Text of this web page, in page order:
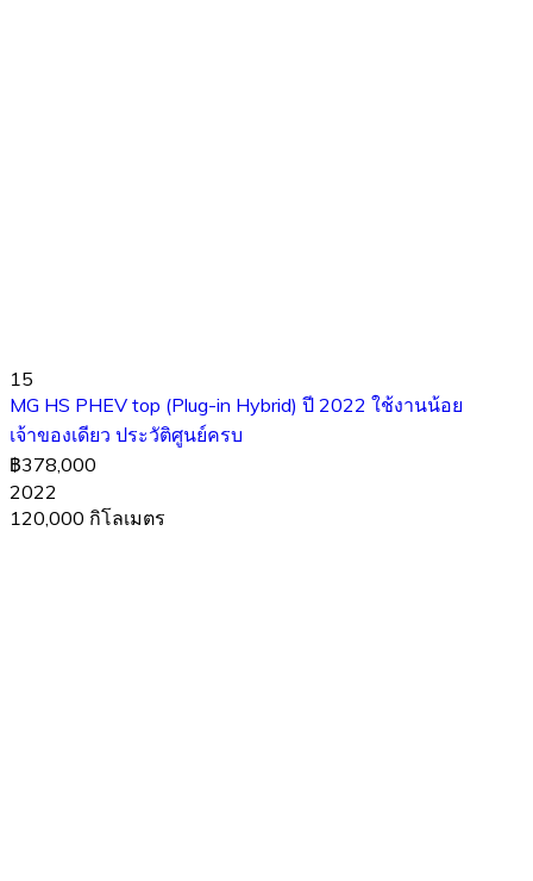
15
MG HS PHEV top (Plug-in Hybrid) ปี 2022 ใช้งานน้อย
เจ้าของเดียว ประวัติศูนย์ครบ
฿378,000
2022
120,000 กิโลเมตร